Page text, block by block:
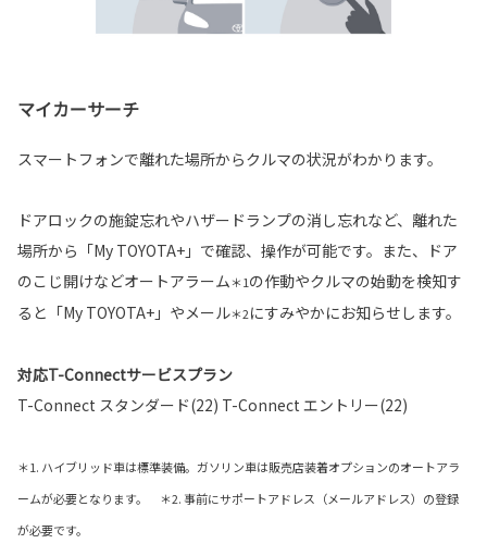
マイカーサーチ
スマートフォンで離れた場所からクルマの状況がわかります。
ドアロックの施錠忘れやハザードランプの消し忘れなど、離れた
場所から「My TOYOTA+」で確認、操作が可能です。また、ドア
のこじ開けなどオートアラーム＊1の作動やクルマの始動を検知す
ると「My TOYOTA+」やメール＊2にすみやかにお知らせします。
対応T-Connectサービスプラン
T-Connect スタンダード(22) T-Connect エントリー(22)
＊1. ハイブリッド車は標準装備。ガソリン車は販売店装着オプションのオートアラ
ームが必要となります。 ＊2. 事前にサポートアドレス（メールアドレス）の登録
が必要です。